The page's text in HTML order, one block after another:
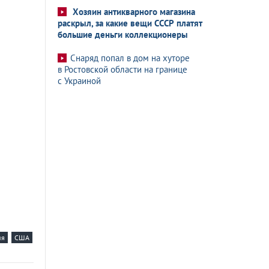
США
Хозяин антикварного магазина
раскрыл, за какие вещи СССР платят
большие деньги коллекционеры
Снаряд попал в дом на хуторе
в Ростовской области на границе
с Украиной